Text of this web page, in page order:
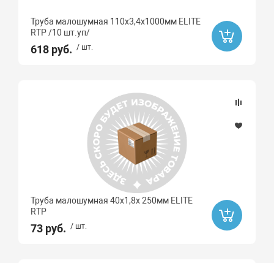
Труба малошумная 110х3,4х1000мм ELITE
RTP /10 шт.уп/
618 руб. / шт.
Труба малошумная 40х1,8х 250мм ELITE
RTP
73 руб. / шт.